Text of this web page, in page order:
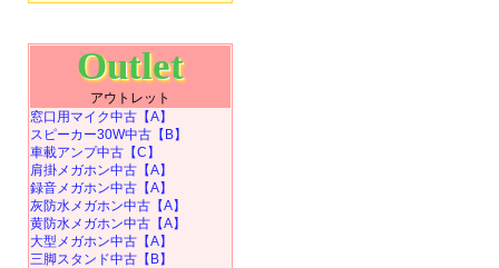
Outlet
アウトレット
窓口用マイク中古【A】
スピーカー30W中古【B】
車載アンプ中古【C】
肩掛メガホン中古【A】
録音メガホン中古【A】
灰防水メガホン中古【A】
黄防水メガホン中古【A】
大型メガホン中古【A】
三脚スタンド中古【B】